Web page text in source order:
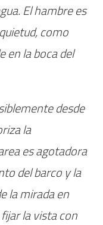
El hambre es
como
en la boca del
desde
la
es agotadora
del barco y la
la mirada en
la vista con